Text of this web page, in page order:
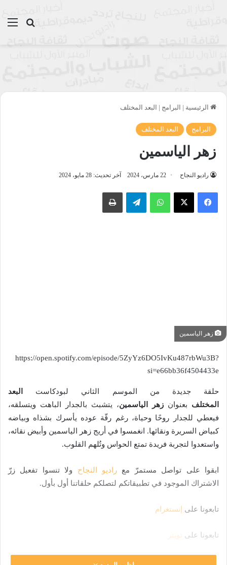
بحث
الرئيسية | البرامج | البعد المختلف
البرامج البعد المختلف
زهر الياسمين
راديو النجاح 22 مارس، 2024 آخر تحديث: 28 مايو، 2024
واتساب تيلقرام طباعة
زهر الياسمين
https://open.spotify.com/episode/5ZyYz6DO5IvKu487rbWu3B?
si=e66bb36f4504433e
حلقة جديدة من الموسم الثاني لبودكاست
البعد
المختلف بعنوان زهر الياسمين، يتشبث بالجدار الباهت ويتسلقه،
فيعطي للجدار روحًا وحياة، رغم رقّة عوده يأسرك بشذاه وبياضه
كبياض السريرة ونقائها. انغمسوا في أريج زهر الياسمين وأبيض نقائه،
واستعدوا لتجربة فريدة تمتع الحواس وتُلهم القلوب.
ابقوا على تواصل مستمرّ مع راديو النجاح ولا تنسوا تفعيل زرّ
الاشتراك الموجود في تطبيقاتكم لتصلكم حلقاتنا أول بأول.
تابعونا على إنستغرام
تابعونا على تويتر